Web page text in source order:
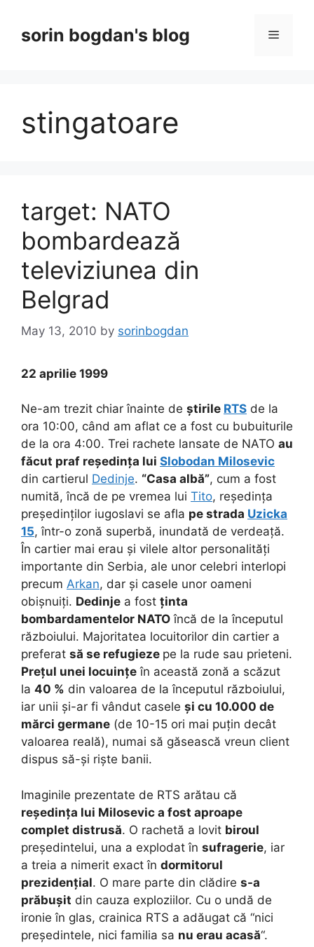
contentsorin bogdan's blog Menu
stingatoare
target: NATO
bombardează
televiziunea din
Belgrad
May 13, 2010 by sorinbogdan
22 aprilie 1999
Ne-am trezit chiar înainte de știrile RTS de la
ora 10:00, când am aflat ce a fost cu bubuiturile
de la ora 4:00. Trei rachete lansate de NATO au
făcut praf reședința lui Slobodan Milosevic
din cartierul Dedinje. “Casa albă”, cum a fost
numită, încă de pe vremea lui Tito, reședința
președinților iugoslavi se afla pe strada Uzicka
15, într-o zonă superbă, inundată de verdeață.
În cartier mai erau și vilele altor personalități
importante din Serbia, ale unor celebri interlopi
precum Arkan, dar și casele unor oameni
obișnuiți. Dedinje a fost ținta
bombardamentelor NATO încă de la începutul
războiului. Majoritatea locuitorilor din cartier a
preferat să se refugieze pe la rude sau prieteni.
Prețul unei locuințe în această zonă a scăzut
la 40 % din valoarea de la începutul războiului,
iar unii și-ar fi vândut casele și cu 10.000 de
mărci germane (de 10-15 ori mai puțin decât
valoarea reală), numai să găsească vreun client
dispus să-și riște banii.
Imaginile prezentate de RTS arătau că
reședința lui Milosevic a fost aproape
complet distrusă. O rachetă a lovit biroul
președintelui, una a explodat în sufragerie, iar
a treia a nimerit exact în dormitorul
prezidențial. O mare parte din clădire s-a
prăbușit din cauza exploziilor. Cu o undă de
ironie în glas, crainica RTS a adăugat că “nici
președintele, nici familia sa nu erau acasă“.